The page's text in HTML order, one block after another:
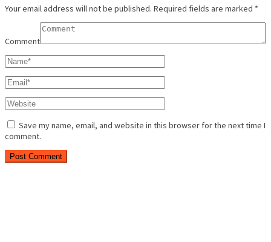
Your email address will not be published. Required fields are marked *
Comment
Save my name, email, and website in this browser for the next time I
comment.